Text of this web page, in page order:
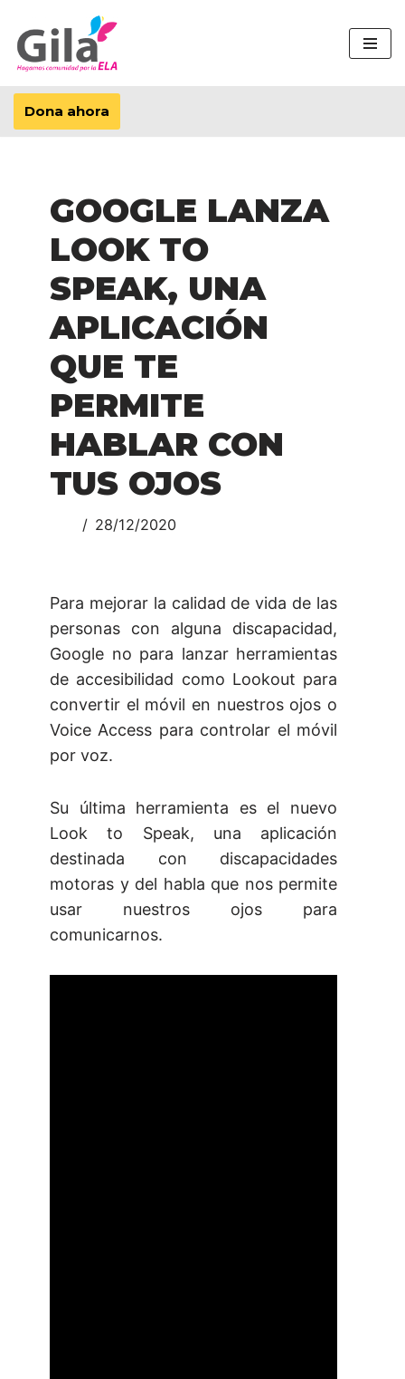
Saltar
al
contenido
Dona ahora
GOOGLE LANZA
LOOK TO
SPEAK, UNA
APLICACIÓN
QUE TE
PERMITE
HABLAR CON
TUS OJOS
28/12/2020
Para mejorar la calidad de vida de las
personas con alguna discapacidad,
Google no para lanzar herramientas
de accesibilidad como Lookout para
convertir el móvil en nuestros ojos o
Voice Access para controlar el móvil
por voz.
Su última herramienta es el nuevo
Look to Speak, una aplicación
destinada con discapacidades
motoras y del habla que nos permite
usar nuestros ojos para
comunicarnos.